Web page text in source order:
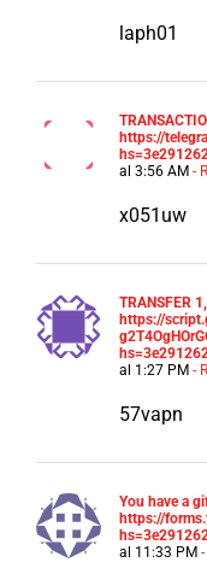
laph01
https://
al 3:56 AM -
x051uw
ТRАNSFЕR
https://
al 1:27 PM -
57vapn
You have a
https://
al 11:33 PM